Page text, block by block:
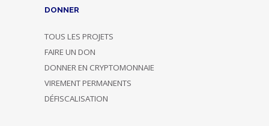
DONNER
TOUS LES PROJETS
FAIRE UN DON
DONNER EN CRYPTOMONNAIE
VIREMENT PERMANENTS
DÉFISCALISATION